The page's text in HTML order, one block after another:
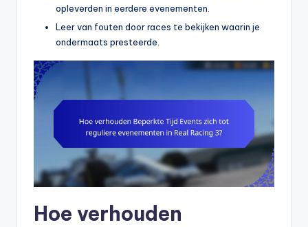
opleverden in eerdere evenementen.
Leer van fouten door races te bekijken waarin je
ondermaats presteerde.
Hoe verhouden